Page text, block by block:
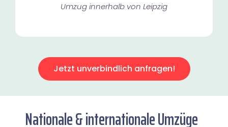
Umzug innerhalb von Leipzig​
Jetzt unverbindlich anfragen!
Nationale & internationale Umzüge